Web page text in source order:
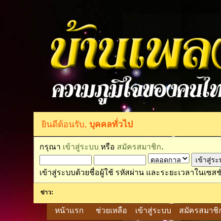
ยินดีต้อนรับ,บุคคลทั่วไป
กรุณา เข้าสู่ระบบ หรือ สมัครสมาชิก.
เข้าสู่ระบบด้วยชื่อผู้ใช้ รหัสผ่าน และระยะเวลาในเซส
ข่าว:
หน้าแรก ช่วยเหลือ เข้าสู่ระบบ สมัครสมาชิ